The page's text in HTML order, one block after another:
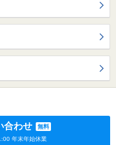
合わせ
無料
年末年始休業